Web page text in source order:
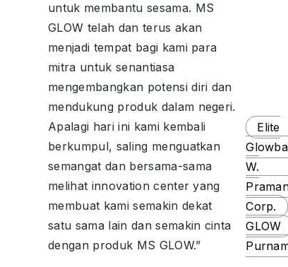
untuk membantu sesama. MS
GLOW telah dan terus akan
menjadi tempat bagi kami para
mitra untuk senantiasa
mengembangkan potensi diri dan
mendukung produk dalam negeri.
Apalagi hari ini kami kembali
berkumpul, saling menguatkan
semangat dan bersama-sama
melihat innovation center yang
membuat kami semakin dekat
satu sama lain dan semakin cinta
dengan produk MS GLOW.”
Elite
W.
Corp.
GLOW